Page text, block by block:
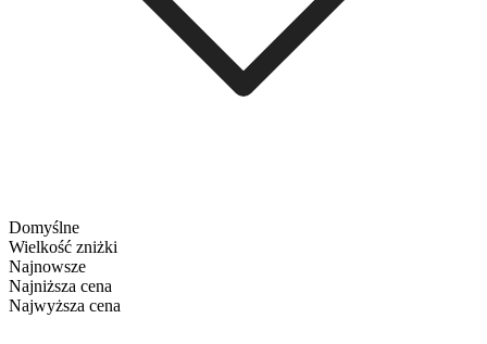
Domyślne
Wielkość zniżki
Najnowsze
Najniższa cena
Najwyższa cena